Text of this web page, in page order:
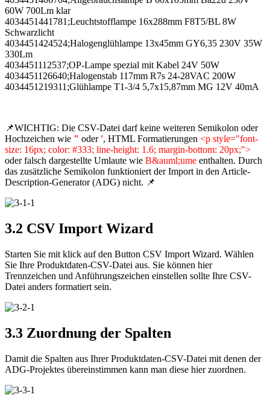
60W 700Lm klar
4034451441781;Leuchtstofflampe 16x288mm F8T5/BL 8W
Schwarzlicht
4034451424524;Halogenglühlampe 13x45mm GY6,35 230V 35W
330Lm
4034451112537;OP-Lampe spezial mit Kabel 24V 50W
4034451126640;Halogenstab 117mm R7s 24-28VAC 200W
4034451219311;Glühlampe T1-3/4 5,7x15,87mm MG 12V 40mA
📌WICHTIG: Die CSV-Datei darf keine weiteren Semikolon oder
Hochzeichen wie " oder ', HTML Formatierungen <p style="font-
size: 16px; color: #333; line-height: 1.6; margin-bottom: 20px;">
oder falsch dargestellte Umlaute wie B&auml;ume enthalten. Durch
das zusätzliche Semikolon funktioniert der Import in den Article-
Description-Generator (ADG) nicht. 📌
3.2 CSV Import Wizard
Starten Sie mit klick auf den Button CSV Import Wizard. Wählen
Sie Ihre Produktdaten-CSV-Datei aus. Sie können hier
Trennzeichen und Anführungszeichen einstellen sollte Ihre CSV-
Datei anders formatiert sein.
3.3 Zuordnung der Spalten
Damit die Spalten aus Ihrer Produktdaten-CSV-Datei mit denen der
ADG-Projektes übereinstimmen kann man diese hier zuordnen.